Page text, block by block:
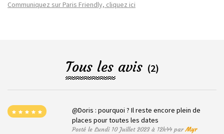
Communiquez sur Paris Friendly, cliquez ici
Tous les avis (2)
@Doris : pourquoi ? Il reste encore plein de
places pour toutes les dates
Posté le Lundi 10 Juillet 2023 à 12h44 parMyr